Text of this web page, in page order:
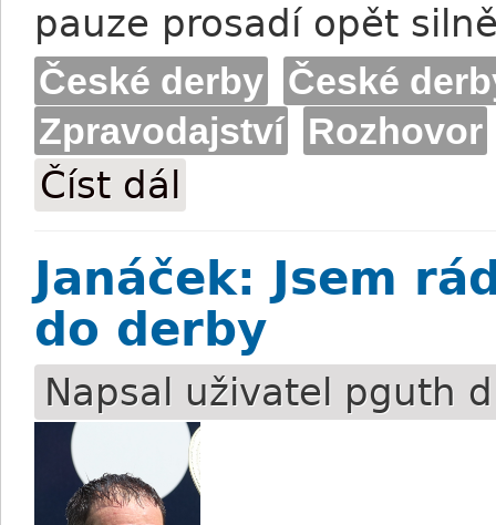
pauze prosadí opět
České derby
České
Zpravodajství
Rozhovor
Číst dál
Janáček: Jsem
do derby
Napsal uživatel pguth